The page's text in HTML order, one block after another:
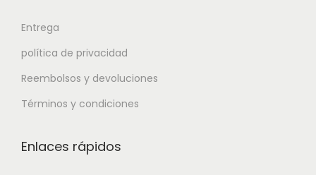
Entrega
política de privacidad
Reembolsos y devoluciones
Términos y condiciones
Enlaces rápidos